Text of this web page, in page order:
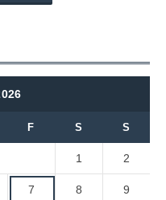
F S S
1 2
7 8 9